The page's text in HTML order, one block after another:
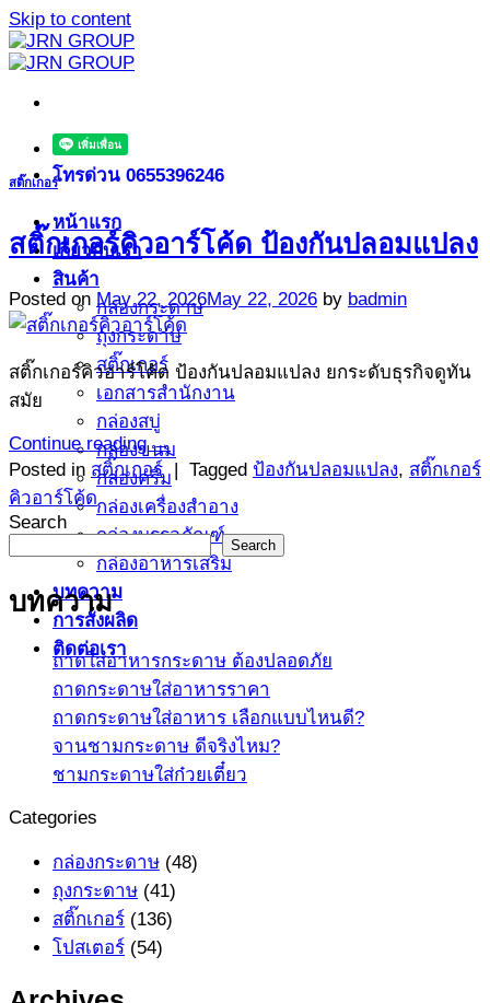
Skip to content
โทรด่วน 0655396246
หน้าแรก
เกี่ยวกับเรา
สินค้า
กล่องกระดาษ
ถุงกระดาษ
สติ๊กเกอร์
เอกสารสำนักงาน
กล่องสบู่
กล่องขนม
กล่องครีม
กล่องเครื่องสำอาง
กล่องบรรจุภัณฑ์
กล่องอาหารเสริม
บทความ
การสั่งผลิด
ติดต่อเรา
สติ๊กเกอร์
สติ๊กเกอร์คิวอาร์โค้ด ป้องกันปลอมแปลง
Posted on May 22, 2026May 22, 2026 by badmin
สติ๊กเกอร์คิวอาร์โค้ด ป้องกันปลอมแปลง ยกระดับธุรกิจดูทัน
สมัย
Continue reading→
Posted in สติ๊กเกอร์ | Tagged ป้องกันปลอมแปลง, สติ๊กเกอร์
คิวอาร์โค้ด
Search
Search
บทความ
ถาดใส่อาหารกระดาษ ต้องปลอดภัย
ถาดกระดาษใส่อาหารราคา
ถาดกระดาษใส่อาหาร เลือกแบบไหนดี?
จานชามกระดาษ ดีจริงไหม?
ชามกระดาษใส่ก๋วยเตี๋ยว
Categories
กล่องกระดาษ (48)
ถุงกระดาษ (41)
สติ๊กเกอร์ (136)
โปสเตอร์ (54)